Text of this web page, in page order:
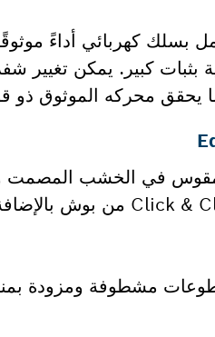
بسلك كهربائي أداءً
ذو قوة 650 واط نتائج عمل سريعة
في الخشب المصمت
مشطوفة ومزودة